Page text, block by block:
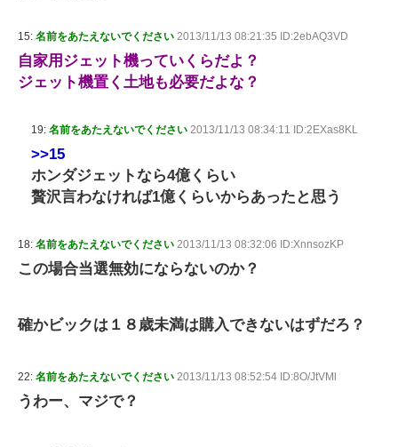
15: 名前をあたえないでください 2013/11/13 08:21:35 ID:2ebAQ3VD
自家用ジェット機っていくらだよ？
ジェット機置く土地も必要だよな？
19: 名前をあたえないでください 2013/11/13 08:34:11 ID:2EXas8KL
>>15
ホンダジェットなら4億くらい
贅沢言わなければ1億くらいからあったと思う
18: 名前をあたえないでください 2013/11/13 08:32:06 ID:XnnsozKP
この場合当選無効にならないのか？
確かビックは１８歳未満は購入できないはずだろ？
22: 名前をあたえないでください 2013/11/13 08:52:54 ID:8O/JtVMl
うわー、マジで？